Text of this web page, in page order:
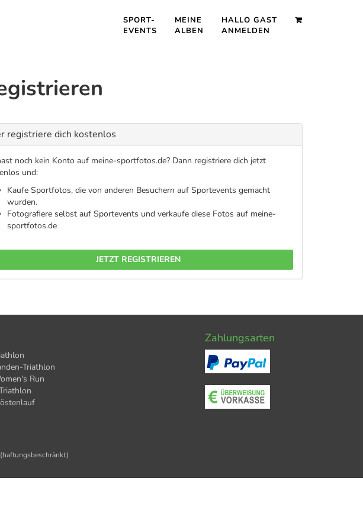
SPORT-
EVENTS
MEINE
ALBEN
HALLO GAST
ANMELDEN
registriere dich kostenlos
noch kein Konto auf meine-sportfotos.de? Dann registriere dich jetzt
und:
Kaufe Sportfotos, die von anderen Besuchern auf Sportevents gemacht
wurden.
Fotografiere selbst auf Sportevents und verkaufe diese Fotos auf meine-
sportfotos.de
JETZT REGISTRIEREN
Triathlon
Run
Zahlungsarten